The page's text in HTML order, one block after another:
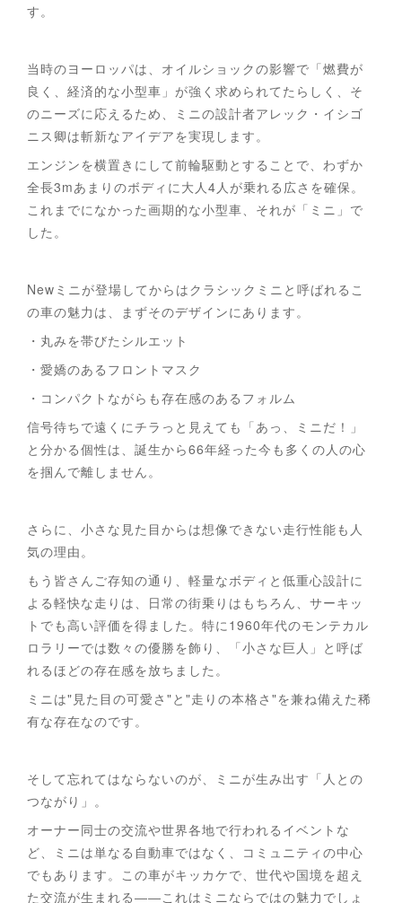
す。
当時のヨーロッパは、オイルショックの影響で「燃費が
良く、経済的な小型車」が強く求められてたらしく、そ
のニーズに応えるため、ミニの設計者アレック・イシゴ
ニス卿は斬新なアイデアを実現します。
エンジンを横置きにして前輪駆動とすることで、わずか
全長3mあまりのボディに大人4人が乗れる広さを確保。
これまでになかった画期的な小型車、それが「ミニ」で
した。
Newミニが登場してからはクラシックミニと呼ばれるこ
の車の魅力は、まずそのデザインにあります。
・丸みを帯びたシルエット
・愛嬌のあるフロントマスク
・コンパクトながらも存在感のあるフォルム
信号待ちで遠くにチラっと見えても「あっ、ミニだ！」
と分かる個性は、誕生から66年経った今も多くの人の心
を掴んで離しません。
さらに、小さな見た目からは想像できない走行性能も人
気の理由。
もう皆さんご存知の通り、軽量なボディと低重心設計に
よる軽快な走りは、日常の街乗りはもちろん、サーキッ
トでも高い評価を得ました。特に1960年代のモンテカル
ロラリーでは数々の優勝を飾り、「小さな巨人」と呼ば
れるほどの存在感を放ちました。
ミニは"見た目の可愛さ"と"走りの本格さ"を兼ね備えた稀
有な存在なのです。
そして忘れてはならないのが、ミニが生み出す「人との
つながり」。
オーナー同士の交流や世界各地で行われるイベントな
ど、ミニは単なる自動車ではなく、コミュニティの中心
でもあります。この車がキッカケで、世代や国境を超え
た交流が生まれる――これはミニならではの魅力でしょ